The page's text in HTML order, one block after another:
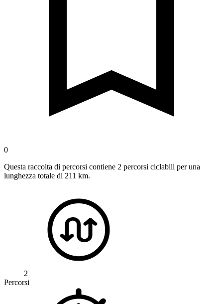
0
Questa raccolta di percorsi contiene 2 percorsi ciclabili per una
lunghezza totale di 211 km.
2
Percorsi